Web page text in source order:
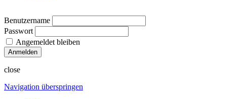
Benutzername
Passwort
Angemeldet bleiben
close
Navigation überspringen